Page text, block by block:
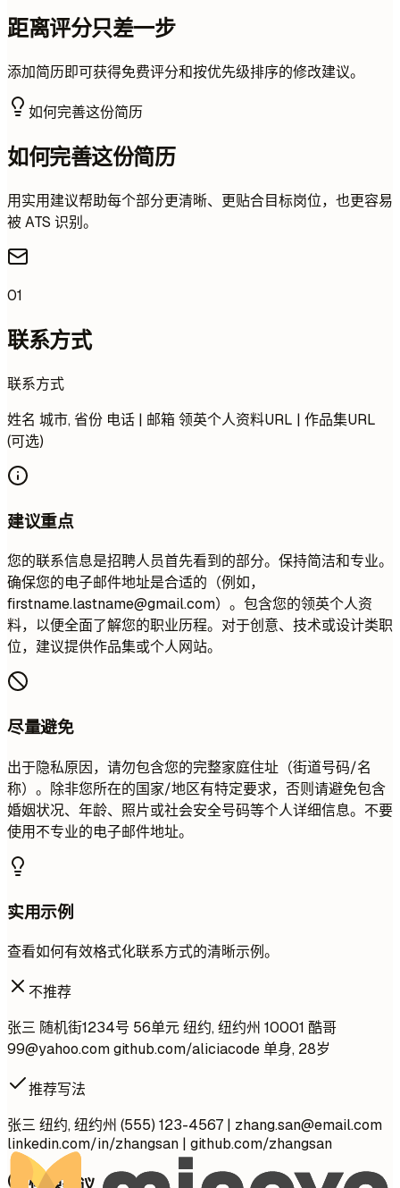
距离评分只差一步
添加简历即可获得免费评分和按优先级排序的修改建议。
如何完善这份简历
如何完善这份简历
用实用建议帮助每个部分更清晰、更贴合目标岗位，也更容易
被 ATS 识别。
01
联系方式
联系方式
姓名 城市, 省份 电话 | 邮箱 领英个人资料URL | 作品集URL
(可选)
建议重点
您的联系信息是招聘人员首先看到的部分。保持简洁和专业。
确保您的电子邮件地址是合适的（例如，
firstname.lastname@gmail.com）。包含您的领英个人资
料，以便全面了解您的职业历程。对于创意、技术或设计类职
位，建议提供作品集或个人网站。
尽量避免
出于隐私原因，请勿包含您的完整家庭住址（街道号码/名
称）。除非您所在的国家/地区有特定要求，否则请避免包含
婚姻状况、年龄、照片或社会安全号码等个人详细信息。不要
使用不专业的电子邮件地址。
实用示例
查看如何有效格式化联系方式的清晰示例。
不推荐
张三 随机街1234号 56单元 纽约, 纽约州 10001 酷哥
99@yahoo.comgithub.com/aliciacode 单身, 28岁
推荐写法
张三 纽约, 纽约州 (555) 123-4567 | zhang.san@email.com
linkedin.com/in/zhangsan | github.com/zhangsan